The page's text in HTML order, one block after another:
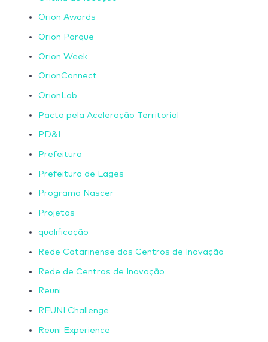
Orion Awards
Orion Parque
Orion Week
OrionConnect
OrionLab
Pacto pela Aceleração Territorial
PD&I
Prefeitura
Prefeitura de Lages
Programa Nascer
Projetos
qualificação
Rede Catarinense dos Centros de Inovação
Rede de Centros de Inovação
Reuni
REUNI Challenge
Reuni Experience